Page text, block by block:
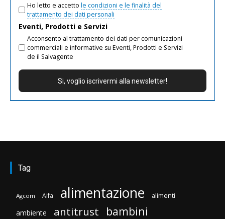
Ho letto e accetto le condizioni e le finalità del
trattamento dei dati personali
Eventi, Prodotti e Servizi
Acconsento al trattamento dei dati per comunicazioni
commerciali e informative su Eventi, Prodotti e Servizi
de il Salvagente
Tag
Agcom Aifa alimentazione alimenti
ambiente antitrust bambini